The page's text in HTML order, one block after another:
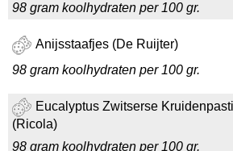
98 gram koolhydraten per 100 gr.
Anijsstaafjes (De Ruijter)
98 gram koolhydraten per 100 gr.
Eucalyptus Zwitserse
(Ricola)
98 gram koolhydraten per 100 gr.